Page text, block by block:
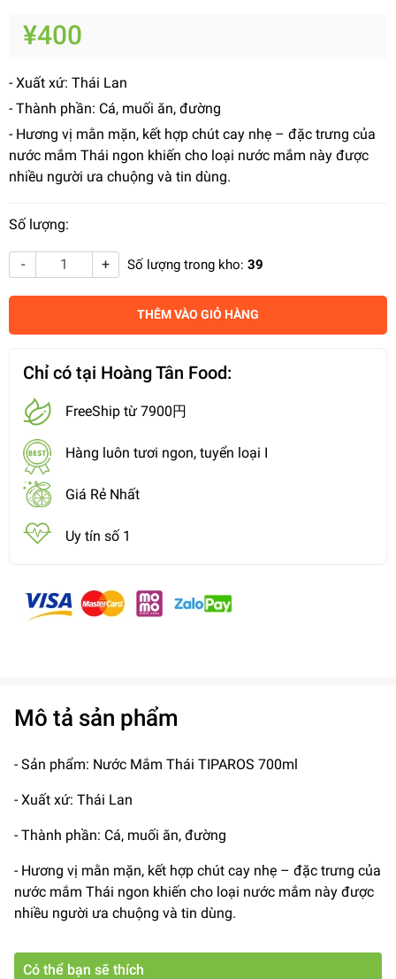
¥400
- Xuất xứ: Thái Lan
- Thành phần: Cá, muối ăn, đường
- Hương vị mằn mặn, kết hợp chút cay nhẹ – đặc trưng của
nước mắm Thái ngon khiến cho loại nước mắm này được
nhiều người ưa chuộng và tin dùng.
Số lượng:
- + Số lượng trong kho: 39
THÊM VÀO GIỎ HÀNG
Chỉ có tại Hoàng Tân Food:
FreeShip từ 7900円
Hàng luôn tươi ngon, tuyển loại I
Giá Rẻ Nhất
Uy tín số 1
Mô tả sản phẩm
- Sản phẩm: Nước Mắm Thái TIPAROS 700ml
- Xuất xứ: Thái Lan
- Thành phần: Cá, muối ăn, đường
- Hương vị mằn mặn, kết hợp chút cay nhẹ – đặc trưng của
nước mắm Thái ngon khiến cho loại nước mắm này được
nhiều người ưa chuộng và tin dùng.
Có thể bạn sẽ thích